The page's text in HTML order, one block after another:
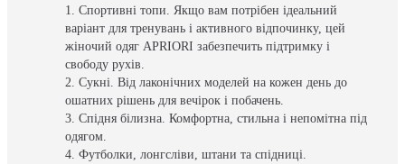
Спортивні топи. Якщо вам потрібен ідеальний
варіант для тренувань і активного відпочинку, цей
жіночий одяг APRIORI забезпечить підтримку і
свободу рухів.
Сукні. Від лаконічних моделей на кожен день до
ошатних рішень для вечірок і побачень.
Спідня білизна. Комфортна, стильна і непомітна під
одягом.
Футболки, лонгсліви, штани та спідниці.